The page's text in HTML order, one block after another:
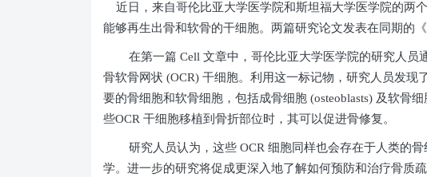
近日，来自哥伦比亚大学医学院和斯坦福大学医学院的两
能够再生出骨和软骨的干细胞。两篇研究论文发表在同期的《
在第一篇 Cell 文章中，哥伦比亚大学医学院的研究人员
骨软骨网状 (OCR) 干细胞。利用这一标记物，研究人员发现
要的骨细胞和软骨细胞，包括成骨细胞 (osteoblasts) 及软骨细
些OCR 干细胞移植到骨折部位时，其可以促进骨修复。
研究人员认为，这些 OCR 细胞同样也会存在于人类的
学。进一步的研究将促成更深入地了解如何预防和治疗骨质